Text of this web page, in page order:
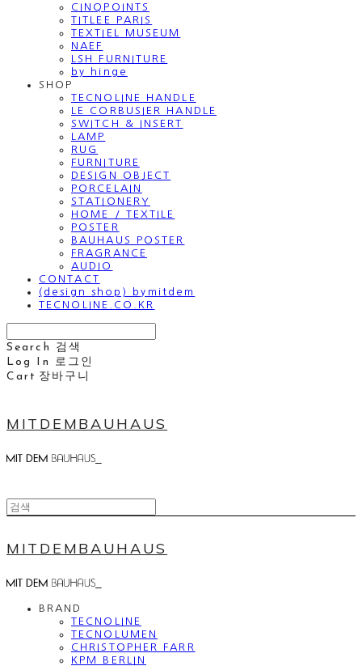
CINQPOINTS
TITLEE PARIS
TEXTIEL MUSEUM
NAEF
LSH FURNITURE
by hinge
SHOP
TECNOLINE HANDLE
LE CORBUSIER HANDLE
SWITCH & INSERT
LAMP
RUG
FURNITURE
DESIGN OBJECT
PORCELAIN
STATIONERY
HOME / TEXTILE
POSTER
BAUHAUS POSTER
FRAGRANCE
AUDIO
CONTACT
(design shop) bymitdem
TECNOLINE.CO.KR
Search
검색
Log In
로그인
Cart 장바구니
MITDEMBAUHAUS
MITDEMBAUHAUS
BRAND
TECNOLINE
TECNOLUMEN
CHRISTOPHER FARR
KPM BERLIN